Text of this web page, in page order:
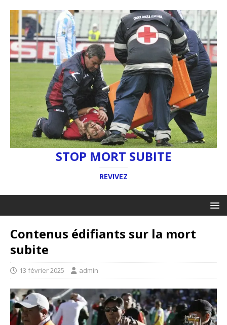
STOP MORT SUBITE
REVIVEZ
Contenus édifiants sur la mort
subite
13 février 2025 admin